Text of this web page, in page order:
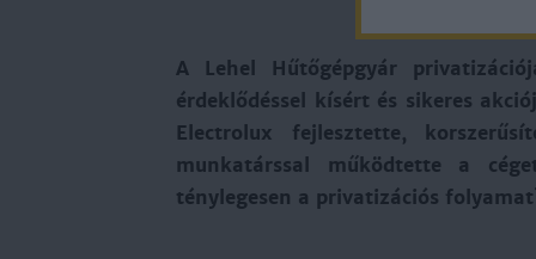
A Lehel Hűtőgépgyár
érdeklődéssel kísért és sikeres
Electrolux fejlesztette,
munkatárssal működtette a
ténylegesen a privatizációs